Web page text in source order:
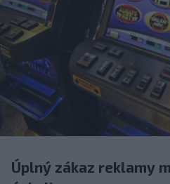
Úplný zákaz reklamy